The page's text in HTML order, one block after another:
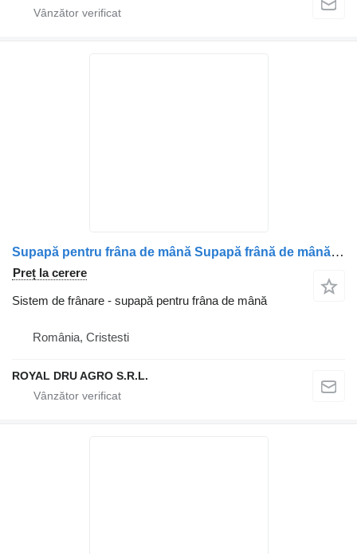
Supapă pentru frâna de mână Supapă frână de mână pentru camion DAF 1845503 RH
Preț la cerere
Sistem de frânare - supapă pentru frâna de mână
România, Cristesti
ROYAL DRU AGRO S.R.L.